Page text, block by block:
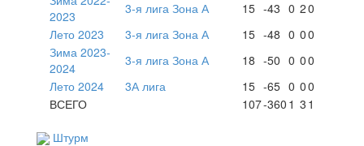
2023
3-я лига Зона А 15 -43 0 20
Лето 2023
3-я лига Зона А 15 -48 0 00
Зима 2023-
2024
3-я лига Зона А 18 -50 0 00
Лето 2024
3А лига 15 -65 0 00
ВСЕГО
107-360 1 3 1
Штурм